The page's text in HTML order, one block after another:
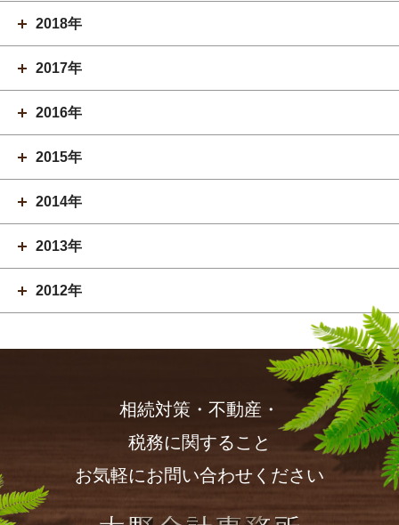
2018年
2017年
2016年
2015年
2014年
2013年
2012年
相続対策・不動産・
税務に関すること
お気軽にお問い合わせください